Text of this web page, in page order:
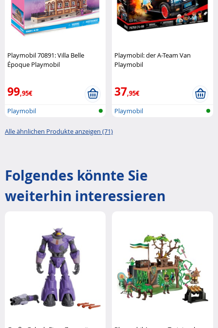
Playmobil 70891: Villa Belle
Époque Playmobil
99,95€
Playmobil
Playmobil: der A-Team Van
Playmobil
37,95€
Playmobil
Alle ähnlichen Produkte anzeigen (71)
Folgendes könnte Sie
weiterhin interessieren